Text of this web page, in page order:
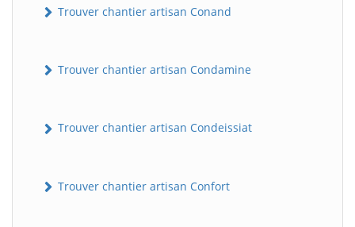
Trouver chantier artisan Conand
Trouver chantier artisan Condamine
Trouver chantier artisan Condeissiat
Trouver chantier artisan Confort
B Assistant en ligne